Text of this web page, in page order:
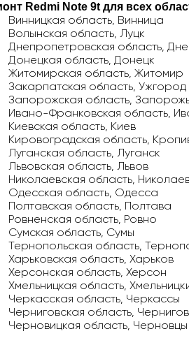
Redmi Note 9t для всех
Винницкая область, Винница
Волынская область, Луцк
Днепропетровская область,
Донецкая область, Донецк
Житомирская область, Житомир
Закарпатская область, Ужгород
Запорожская область,
Ивано-Франковская область,
Киевская область, Киев
Кировоградская область,
Луганская область, Луганск
Львовская область, Львов
Николаевская область,
Одесская область, Одесса
Полтавская область, Полтава
Ровненская область, Ровно
Сумская область, Сумы
Тернопольская область,
Харьковская область, Харьков
Херсонская область, Херсон
Хмельницкая область,
Черкасская область, Черкассы
Черниговская область, Чернигов
Черновицкая область, Черновцы